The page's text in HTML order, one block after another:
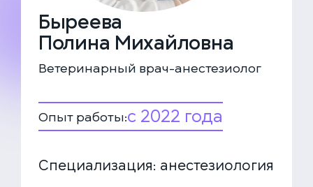
Быреева
Полина Михайловна
Ветеринарный врач-анестезиолог
Опыт работы:с 2022 года
Специализация: анестезиология
+7 (499) 288-80-36